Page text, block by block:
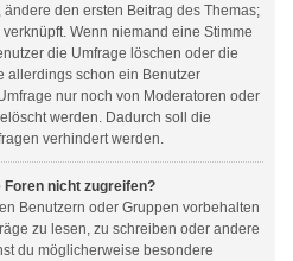
den ersten Beitrag des Themas;
Wenn niemand eine Stimme
die Umfrage löschen oder die
allerdings schon ein Benutzer
nur noch von Moderatoren oder
werden. Dadurch soll die
verhindert werden.
nicht zugreifen?
Benutzern oder Gruppen vorbehalten
zu lesen, zu schreiben oder andere
du möglicherweise besondere